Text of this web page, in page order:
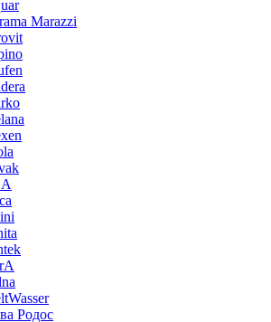
Marazzi
Родос